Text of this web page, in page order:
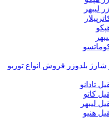
فروش انواع توربو